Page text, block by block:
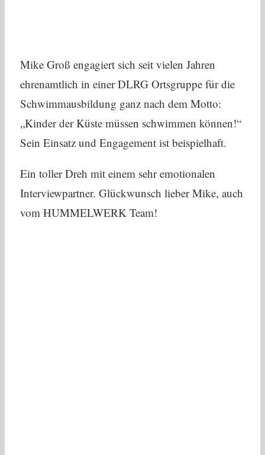
Mike Groß engagiert sich seit vielen Jahren
ehrenamtlich in einer DLRG Ortsgruppe für die
Schwimmausbildung ganz nach dem Motto:
„Kinder der Küste müssen schwimmen können!“
Sein Einsatz und Engagement ist beispielhaft.
Ein toller Dreh mit einem sehr emotionalen
Interviewpartner. Glückwunsch lieber Mike, auch
vom HUMMELWERK Team!